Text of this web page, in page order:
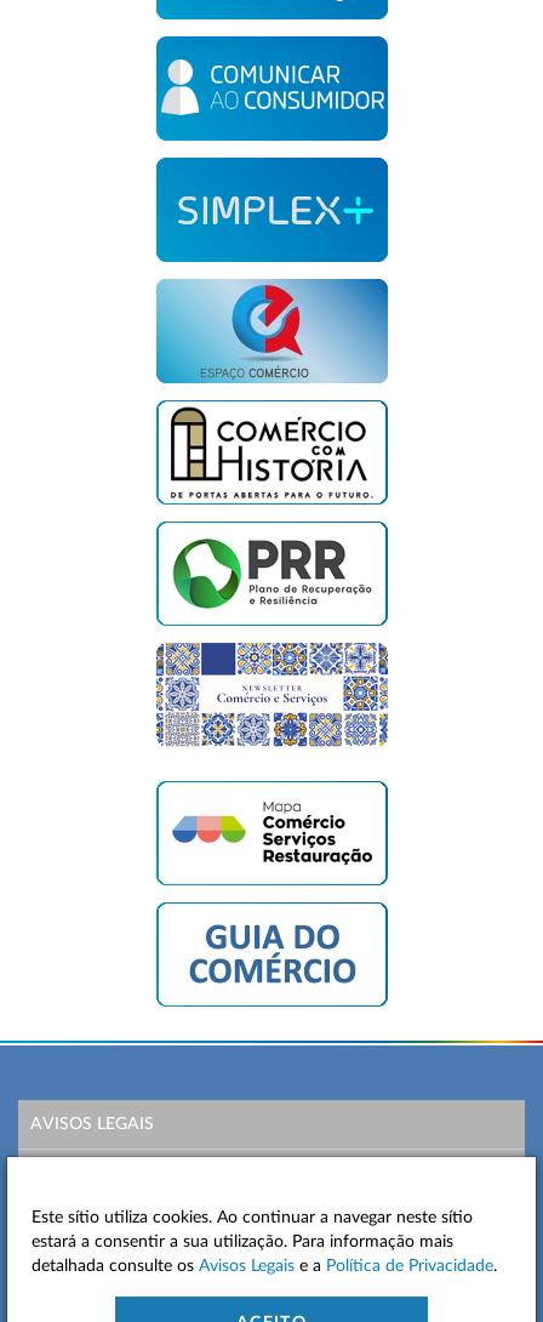
AVISOS LEGAIS
MAPA DO SITE
CONTACTOS
Este sítio utiliza cookies. Ao continuar a navegar neste sítio
estará a consentir a sua utilização. Para informação mais
detalhada consulte os Avisos Legais e a Política de Privacidade.